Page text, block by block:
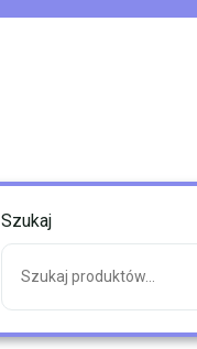
Szukaj